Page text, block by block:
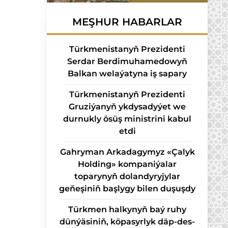
MEŞHUR HABARLAR
Türkmenistanyň Prezidenti
Serdar Berdimuhamedowyň
Balkan welaýatyna iş sapary
Türkmenistanyň Prezidenti
Gruziýanyň ykdysadyýet we
durnukly ösüş ministrini kabul
etdi
Gahryman Arkadagymyz «Çalyk
Holding» kompaniýalar
toparynyň dolandyryjylar
geňeşiniň başlygy bilen duşuşdy
Türk­men hal­ky­nyň baý ru­hy
dün­ýä­si­niň, kö­pa­syr­lyk däp-des­